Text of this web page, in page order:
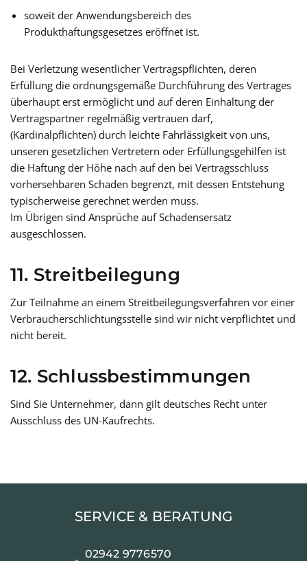
soweit der Anwendungsbereich des
Produkthaftungsgesetzes eröffnet ist.
Bei Verletzung wesentlicher Vertragspflichten, deren
Erfüllung die ordnungsgemäße Durchführung des Vertrages
überhaupt erst ermöglicht und auf deren Einhaltung der
Vertragspartner regelmäßig vertrauen darf,
(Kardinalpflichten) durch leichte Fahrlässigkeit von uns,
unseren gesetzlichen Vertretern oder Erfüllungsgehilfen ist
die Haftung der Höhe nach auf den bei Vertragsschluss
vorhersehbaren Schaden begrenzt, mit dessen Entstehung
typischerweise gerechnet werden muss.
Im Übrigen sind Ansprüche auf Schadensersatz
ausgeschlossen.
11. Streitbeilegung
Zur Teilnahme an einem Streitbeilegungsverfahren vor einer
Verbraucherschlichtungsstelle sind wir nicht verpflichtet und
nicht bereit.
12. Schlussbestimmungen
Sind Sie Unternehmer, dann gilt deutsches Recht unter
Ausschluss des UN-Kaufrechts.
SERVICE & BERATUNG
02942 9776570